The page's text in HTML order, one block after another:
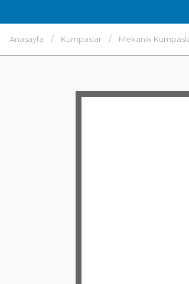
Anasayfa Kumpaslar Mekanik